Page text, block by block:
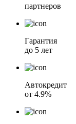
партнеров
Гарантия
до 5 лет
Автокредит
от 4.9%